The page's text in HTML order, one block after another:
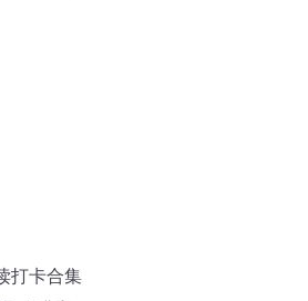
打卡合集